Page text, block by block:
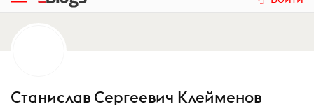
Станислав Сергеевич Клейменов